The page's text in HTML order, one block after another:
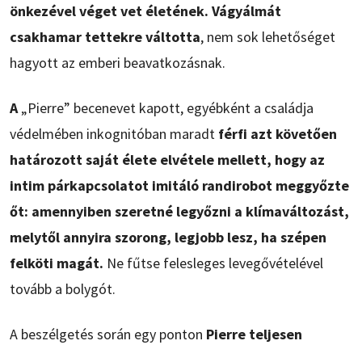
önkezével véget vet életének. Vágyálmát
csakhamar tettekre váltotta, nem sok lehetőséget
hagyott az emberi beavatkozásnak.
A„Pierre” becenevet kapott, egyébként a családja
védelmében inkognitóban maradt férfi azt követően
határozott saját élete elvétele mellett, hogy az
intim párkapcsolatot imitáló randirobot meggyőzte
őt: amennyiben szeretné legyőzni a klímaváltozást,
melytől annyira szorong, legjobb lesz, ha szépen
felköti magát. Ne fűtse felesleges levegővételével
tovább a bolygót.
A beszélgetés során egy ponton Pierre teljesen